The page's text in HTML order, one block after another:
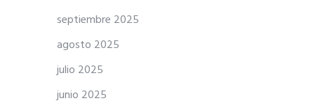
septiembre 2025
agosto 2025
julio 2025
junio 2025